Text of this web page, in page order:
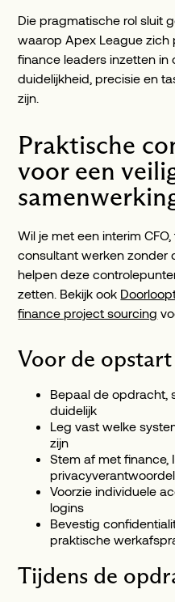
Die pragmatische rol sluit
waarop Apex League zich
finance leaders inzetten in
duidelijkheid, precisie en
zijn.
Praktische
voor een
Wil je met een interim
consultant werken zonder
helpen deze
zetten. Bekijk ook
finance project sourcing
Voor de opstart
Bepaal de opdracht,
duidelijk
Leg vast welke
zijn
Stem af met finance,
Voorzie individuele
logins
Bevestig
praktische
Tijdens de